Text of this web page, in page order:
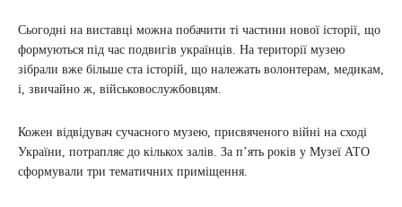
Сьогодні на виставці можна побачити ті частини нової історії, що
формуються під час подвигів українців. На території музею
зібрали вже більше ста історій, що належать волонтерам, медикам,
і, звичайно ж, військовослужбовцям.
Кожен відвідувач сучасного музею, присвяченого війні на сході
України, потрапляє до кількох залів. За п’ять років у Музеї АТО
сформували три тематичних приміщення.